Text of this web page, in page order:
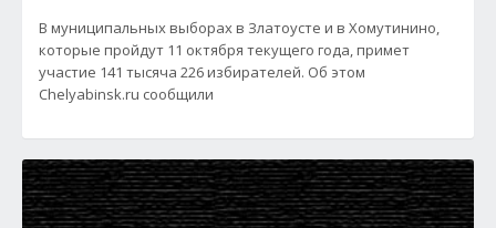
В муниципальных выборах в Златоусте и в Хомутинино,
которые пройдут 11 октября текущего года, примет
участие 141 тысяча 226 избирателей. Об этом
Chelyabinsk.ru сообщили